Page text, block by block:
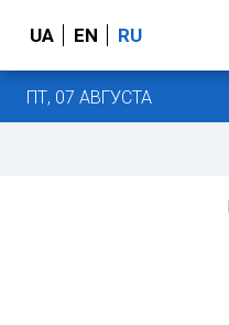
UA EN RU
ПТ, 07 АВГУСТА